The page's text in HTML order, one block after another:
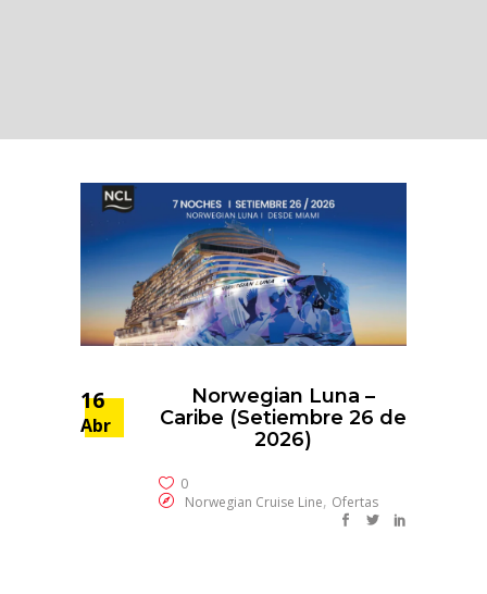
16
Abr
Norwegian Luna –
Caribe (Setiembre 26 de
2026)
0
Norwegian Cruise Line, Ofertas